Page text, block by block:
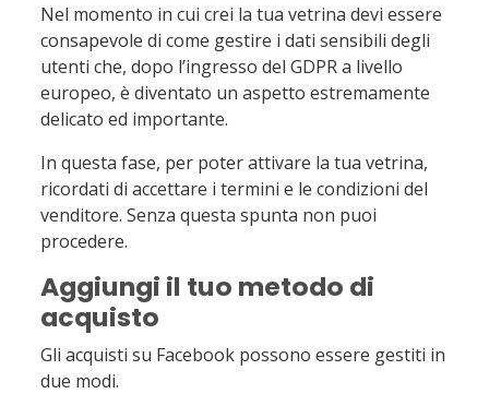
Nel momento in cui crei la tua vetrina devi essere
consapevole di come gestire i dati sensibili degli
utenti che, dopo l’ingresso del GDPR a livello
europeo, è diventato un aspetto estremamente
delicato ed importante.
In questa fase, per poter attivare la tua vetrina,
ricordati di accettare i termini e le condizioni del
venditore. Senza questa spunta non puoi
procedere.
Aggiungi il tuo metodo di
acquisto
Gli acquisti su Facebook possono essere gestiti in
due modi.